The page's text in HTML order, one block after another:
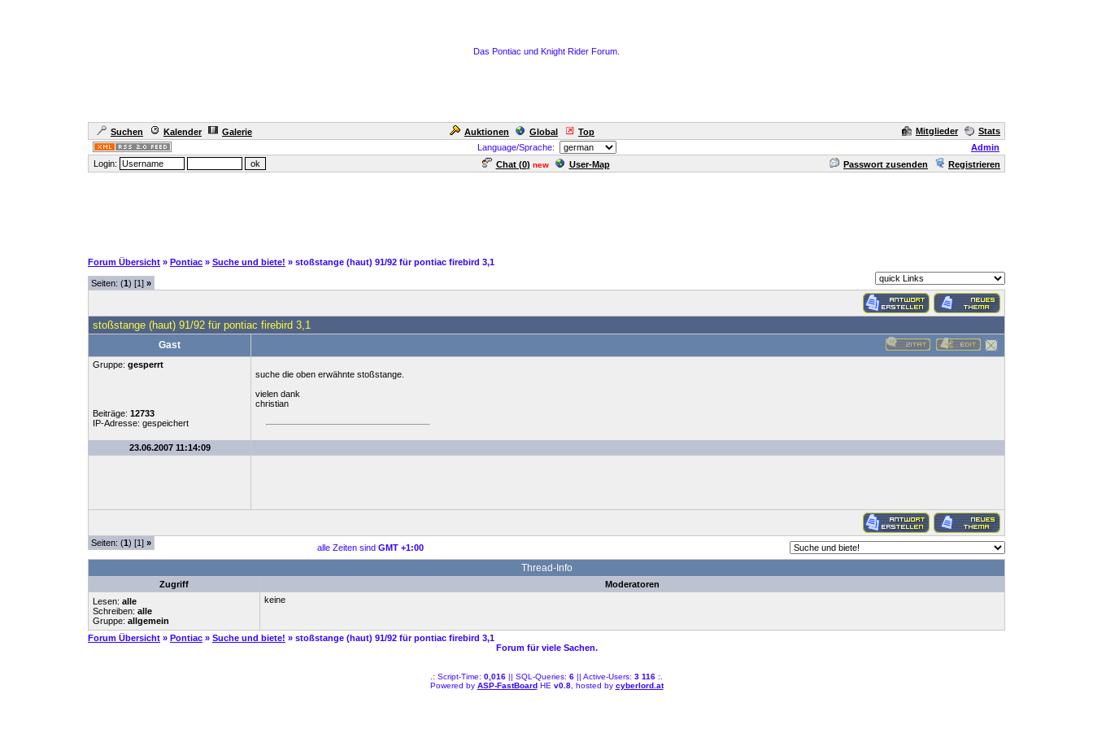
Das Pontiac und Knight Rider Forum.
Suchen Kalender Galerie Auktionen Global Top Mitglieder
Stats
Language/Sprache:
Admin
Login:
Chat (0) new User-Map Passwort zusenden Registrieren
Forum Übersicht » Pontiac » Suche und biete! » stoßstange (haut) 91/92 für pontiac firebird 3,1
Seiten: (1) [1] »
stoßstange (haut) 91/92 für pontiac firebird 3,1
Gast
Gruppe: gesperrt
Beiträge: 12733
IP-Adresse: gespeichert
suche die oben erwähnte stoßstange.
vielen dank
christian
23.06.2007 11:14:09
Seiten: (1) [1] » alle Zeiten sind GMT +1:00
Thread-Info
Zugriff
Moderatoren
Lesen: alle
Schreiben: alle
Gruppe: allgemein
keine
Forum Übersicht » Pontiac » Suche und biete! » stoßstange (haut) 91/92 für pontiac firebird 3,1
Forum für viele Sachen.
.: Script-Time: 0,016 || SQL-Queries: 6 || Active-Users: 3 116 :.
Powered by ASP-FastBoardHE v0.8, hosted by cyberlord.at